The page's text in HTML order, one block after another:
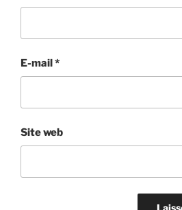
E-mail*
Site web